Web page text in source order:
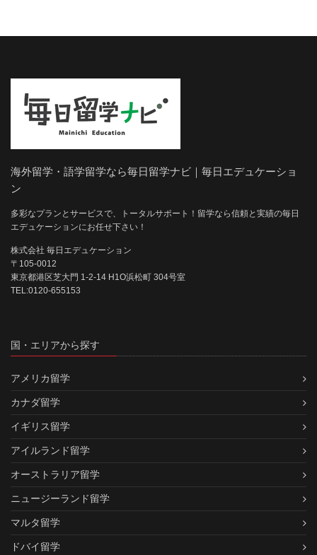
海外留学・語学留学なら毎日留学ナビ｜毎日エデュケーショ
ン
多彩なプランとサービスで、トータルサポート！留学なら信頼と実績の毎日
エデュケーションにお任せ下さい！
株式会社 毎日エデュケーション
〒105-0012
東京都港区芝大門 1-2-14 H1O浜松町 304号室
TEL:0120-655153
国・エリアから探す
アメリカ留学
カナダ留学
イギリス留学
アイルランド留学
オーストラリア留学
ニュージーランド留学
マルタ留学
ドバイ留学